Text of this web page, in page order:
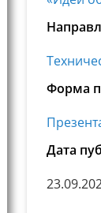
Форма
Дата